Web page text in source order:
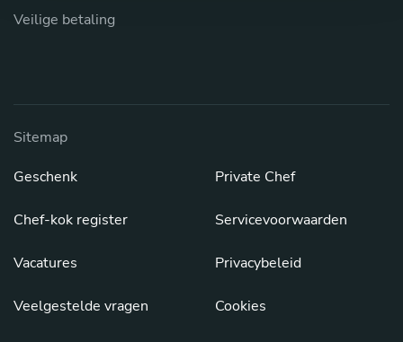
Veilige betaling
Sitemap
Geschenk
Chef-kok register
Vacatures
Veelgestelde vragen
Private Chef
Servicevoorwaarden
Privacybeleid
Cookies